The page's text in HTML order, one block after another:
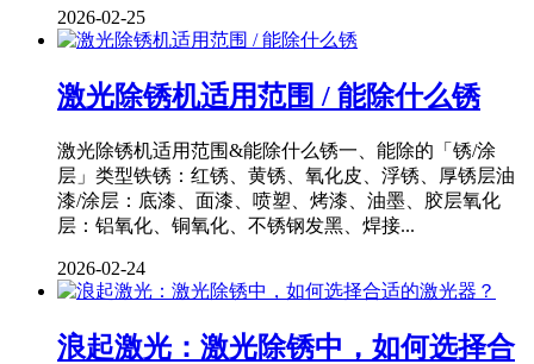
2026-02-25
激光除锈机适用范围 / 能除什么锈
激光除锈机适用范围&能除什么锈一、能除的「锈/涂
层」类型铁锈：红锈、黄锈、氧化皮、浮锈、厚锈层油
漆/涂层：底漆、面漆、喷塑、烤漆、油墨、胶层氧化
层：铝氧化、铜氧化、不锈钢发黑、焊接...
2026-02-24
浪起激光：激光除锈中，如何选择合